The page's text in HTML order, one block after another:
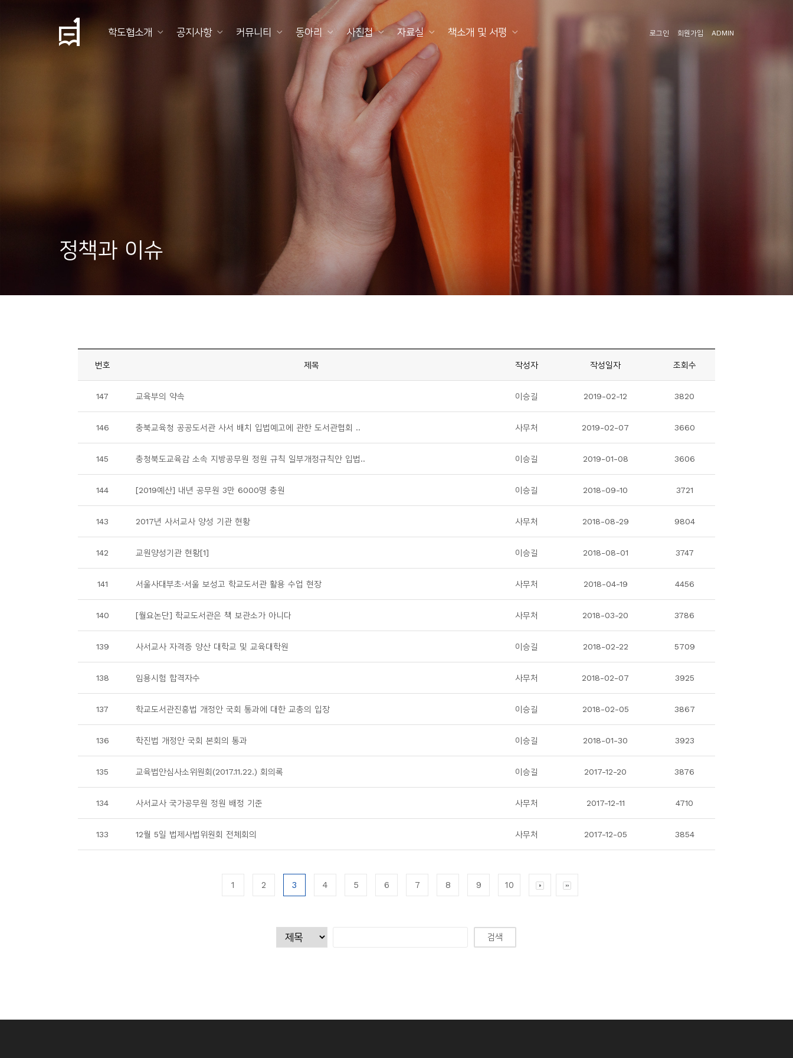
학도협소개 공지사항 커뮤니티 동아리 사진첩 자료실 책소개 및 서평 로그인 회원가입 ADMIN
정책과 이슈
번호 제목 작성자 작성일자 조회수
147 교육부의 약속 이승길 2019-02-12 3820
146 충북교육청 공공도서관 사서 배치 입법예고에 관한 도서관협회 .. 사무처 2019-02-07 3660
145 충청북도교육감 소속 지방공무원 정원 규칙 일부개정규칙안 입법.. 이승길 2019-01-08 3606
144 [2019예산] 내년 공무원 3만 6000명 충원 이승길 2018-09-10 3721
143 2017년 사서교사 양성 기관 현황 사무처 2018-08-29 9804
142 교원양성기관 현황[1] 이승길 2018-08-01 3747
141 서울사대부초·서울 보성고 학교도서관 활용 수업 현장 사무처 2018-04-19 4456
140 [월요논단] 학교도서관은 책 보관소가 아니다 사무처 2018-03-20 3786
139 사서교사 자격증 양산 대학교 및 교육대학원 이승길 2018-02-22 5709
138 임용시험 합격자수 사무처 2018-02-07 3925
137 학교도서관진흥법 개정안 국회 통과에 대한 교총의 입장 이승길 2018-02-05 3867
136 학진법 개정안 국회 본회의 통과 이승길 2018-01-30 3923
135 교육법안심사소위원회(2017.11.22.) 회의록 이승길 2017-12-20 3876
134 사서교사 국가공무원 정원 배정 기준 사무처 2017-12-11 4710
133 12월 5일 법제사법위원회 전체회의 사무처 2017-12-05 3854
1 2 3 4 5 6 7 8 9 10
티